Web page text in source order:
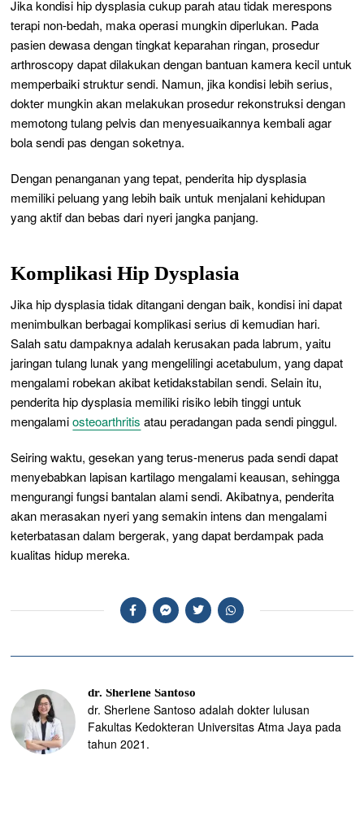
Jika kondisi hip dysplasia cukup parah atau tidak merespons
terapi non-bedah, maka operasi mungkin diperlukan. Pada
pasien dewasa dengan tingkat keparahan ringan, prosedur
arthroscopy dapat dilakukan dengan bantuan kamera kecil untuk
memperbaiki struktur sendi. Namun, jika kondisi lebih serius,
dokter mungkin akan melakukan prosedur rekonstruksi dengan
memotong tulang pelvis dan menyesuaikannya kembali agar
bola sendi pas dengan soketnya.
Dengan penanganan yang tepat, penderita hip dysplasia
memiliki peluang yang lebih baik untuk menjalani kehidupan
yang aktif dan bebas dari nyeri jangka panjang.
Komplikasi Hip Dysplasia
Jika hip dysplasia tidak ditangani dengan baik, kondisi ini dapat
menimbulkan berbagai komplikasi serius di kemudian hari.
Salah satu dampaknya adalah kerusakan pada labrum, yaitu
jaringan tulang lunak yang mengelilingi acetabulum, yang dapat
mengalami robekan akibat ketidakstabilan sendi. Selain itu,
penderita hip dysplasia memiliki risiko lebih tinggi untuk
mengalamiosteoarthritis atau peradangan pada sendi pinggul.
Seiring waktu, gesekan yang terus-menerus pada sendi dapat
menyebabkan lapisan kartilago mengalami keausan, sehingga
mengurangi fungsi bantalan alami sendi. Akibatnya, penderita
akan merasakan nyeri yang semakin intens dan mengalami
keterbatasan dalam bergerak, yang dapat berdampak pada
kualitas hidup mereka.
dr. Sherlene Santoso
dr. Sherlene Santoso adalah dokter lulusan
Fakultas Kedokteran Universitas Atma Jaya pada
tahun 2021.